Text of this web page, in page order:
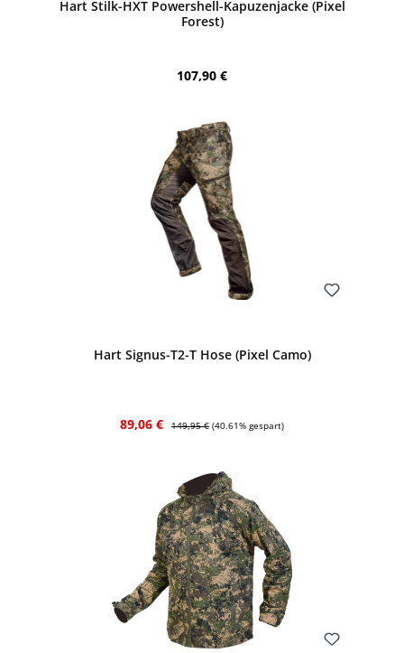
Hart Stilk-HXT Powershell-Kapuzenjacke (Pixel
Forest)
Regulärer Preis:
107,90 €
Hart Signus-T2-T Hose (Pixel Camo)
Verkaufspreis:
89,06 € Regulärer Preis:
149,95 € (40.61% gespart)